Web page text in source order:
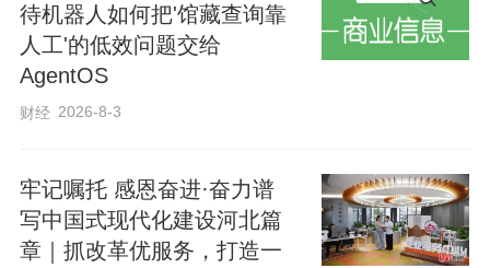
此外，市档案馆还精心挑选本土文史读
物、革命历史故事、国学经典等优质书
籍，在现场专题陈列，供青少年及家长自
年优质阅读资源短板。
此次活动立足档案文化优势，面向青少年
待机器人如何把'馆藏查询靠
人工'的低效问题交给
AgentOS
财经 2026-8-3
牢记嘱托 感恩奋进·奋力谱
写中国式现代化建设河北篇
章｜抓改革优服务，打造一